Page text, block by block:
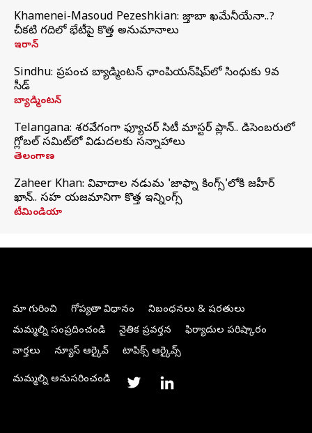
Khamenei-Masoud Pezeshkian: మొజ్తాబా ఖమేనీయేనా..?
చీకటి గదిలో భేటీపై కొత్త అనుమానాలు
ఇరాన్
Sindhu: ప్రపంచ బ్యాడ్మింటన్‌ ఛాంపియన్‌షిప్‌లో సింధుకు 9వ
సీడ్
బ్యాడ్మింటన్
Telangana: శరవేగంగా ఫ్యూచర్ సిటీ మాస్టర్ ప్లాన్.. డిసెంబరులో
గ్లోబల్‌ సమిట్‌లో విడుదలకు సన్నాహాలు
తెలంగాణ
Zaheer Khan: వివాదాల నడుమ 'జాఫ్నా కింగ్స్'లోకి జహీర్
ఖాన్.. సహ యజమానిగా కొత్త ఇన్నింగ్స్
టీమిండియా
మా గురించి గోప్యతా విధానం
నిబంధనలు & షరతులు
మమ్మల్ని సంప్రదించండి
నైతిక ప్రవర్తన
ఫిర్యాదుల పరిష్కారం
వార్తలు
న్యూస్ ఆర్కైవ్ టాపిక్స్ ఆర్కైవ్స్
మమ్మల్ని అనుసరించండి